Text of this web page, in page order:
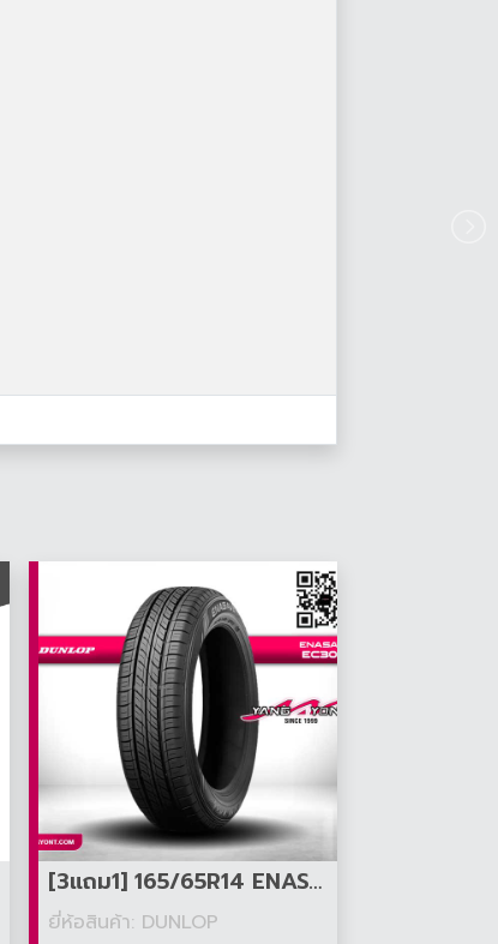
[3แถม1] 165/65R14 ENASAVE EC300
ยี่ห้อสินค้า: DUNLOP